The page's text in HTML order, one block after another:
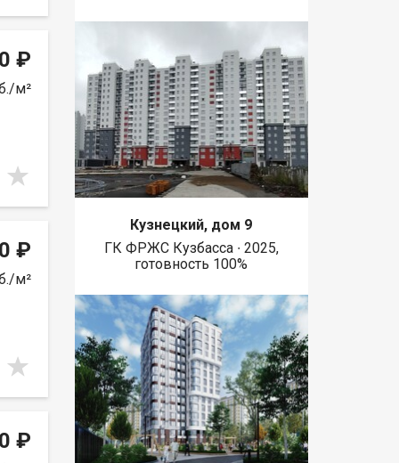
₽
м²
₽
м²
₽
Кузнецкий, дом 9
ГК ФРЖС Кузбасса ∙ 2025,
готовность 100%